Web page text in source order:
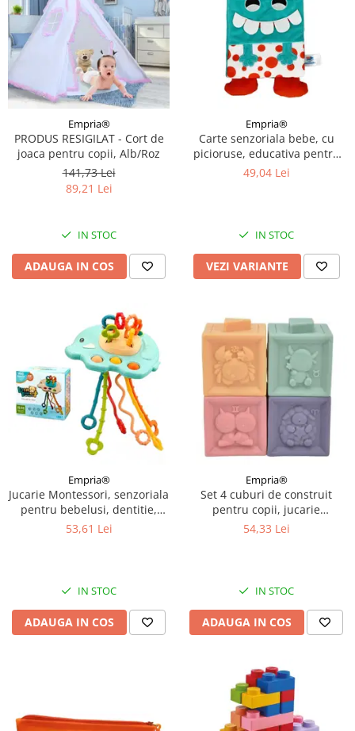
Empria®
PRODUS RESIGILAT - Cort de
joaca pentru copii, Alb/Roz
141,73 Lei
89,21 Lei
IN STOC
ADAUGA IN COS
Empria®
Carte senzoriala bebe, cu
picioruse, educativa pentru
bebelusi, 18.5 x 15 x 3 cm,
49,04 Lei
IN STOC
VEZI VARIANTE
Empria®
Jucarie Montessori, senzoriala
pentru bebelusi, dentitie,
Empria, Elefant Verde
53,61 Lei
IN STOC
ADAUGA IN COS
Empria®
Set 4 cuburi de construit
pentru copii, jucarie
educationala colorata,
54,33 Lei
IN STOC
ADAUGA IN COS